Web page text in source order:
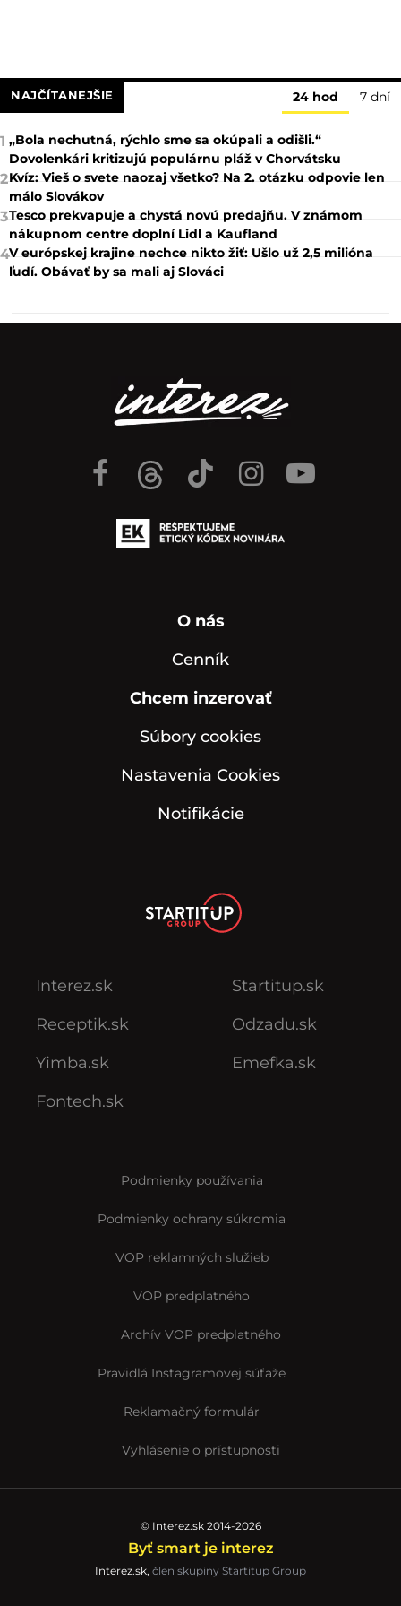
NAJČÍTANEJŠIE 24 hod 7 dní
1 „Bola nechutná, rýchlo sme sa okúpali a odišli.“
Dovolenkári kritizujú populárnu pláž v Chorvátsku
2Kvíz: Vieš o svete naozaj všetko? Na 2. otázku odpovie len
málo Slovákov
3Tesco prekvapuje a chystá novú predajňu. V známom
nákupnom centre doplní Lidl a Kaufland
4V európskej krajine nechce nikto žiť: Ušlo už 2,5 milióna
ľudí. Obávať by sa mali aj Slováci
O nás
Cenník
Chcem inzerovať
Súbory cookies
Nastavenia Cookies
Notifikácie
Interez.sk
Receptik.sk
Yimba.sk
Fontech.sk
Startitup.sk
Odzadu.sk
Emefka.sk
Podmienky používania
Podmienky ochrany súkromia
VOP reklamných služieb
VOP predplatného
Archív VOP predplatného
Pravidlá Instagramovej súťaže
Reklamačný formulár
Vyhlásenie o prístupnosti
© Interez.sk 2014-2026
Byť smart je interez
Interez.sk, člen skupiny Startitup Group